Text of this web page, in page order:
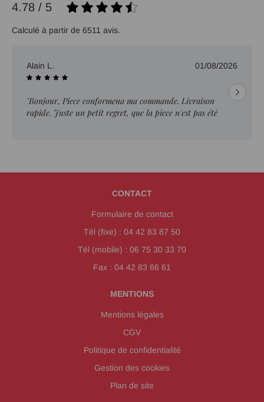
4.78 / 5
Calculé à partir de 6511 avis.
Alain L. 01/08/2026
"Bonjour, Piece conformena ma commande. Livraison
rapide. Juste un petit regret, que la piece n'est pas été
CONTACT
Formulaire de contact
Tél (fixe) : 04 42 83 87 50
Tél (mobile) : 06 75 30 33 70
Fax : 04 42 83 66 61
MENTIONS
Mentions légales
CGV
Politique de confidentialité
Gestion des cookies
Plan de site